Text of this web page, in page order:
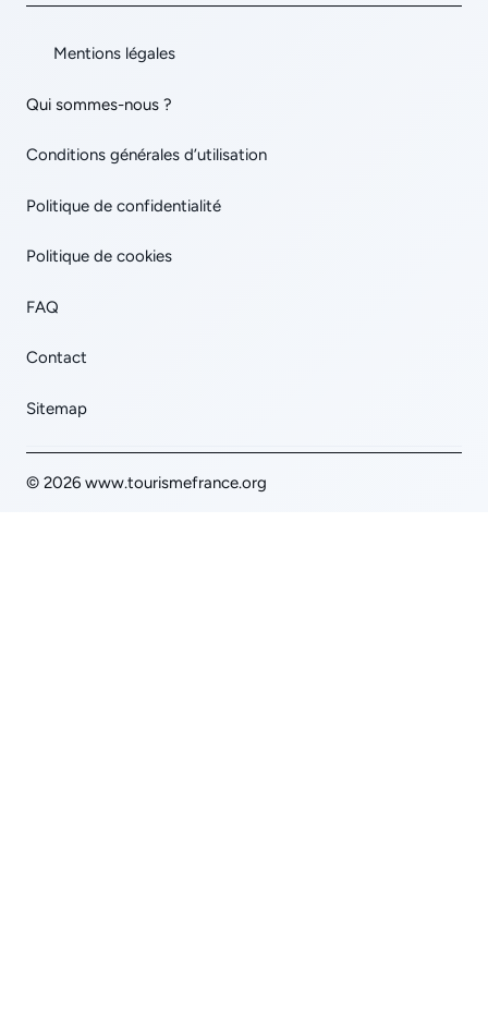
Mentions légales
Qui sommes-nous ?
Conditions générales d’utilisation
Politique de confidentialité
Politique de cookies
FAQ
Contact
Sitemap
© 2026 www.tourismefrance.org